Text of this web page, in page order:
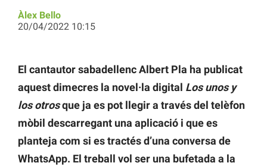
Àlex Bello
20/04/2022 10:15
El cantautor sabadellenc Albert Pla ha publicat
aquest dimecres la novel·la digital Los unos y
los otrosque ja es pot llegir a través del telèfon
mòbil descarregant una aplicació i que es
planteja com si es tractés d’una conversa de
WhatsApp. El treball vol ser una bufetada a la